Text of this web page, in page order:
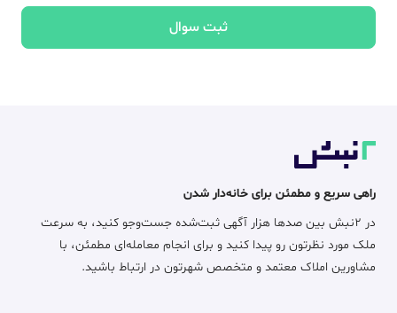
ثبت سوال
راهی سریع و مطمئن برای خانه‌دار شدن
در ۲نبش بین صدها هزار آگهی ثبت‌شده جست‌وجو کنید، به سرعت
ملک مورد نظرتون رو پیدا کنید و برای انجام معامله‌ای مطمئن، با
مشاورین املاک معتمد و متخصص شهرتون در ارتباط باشید.